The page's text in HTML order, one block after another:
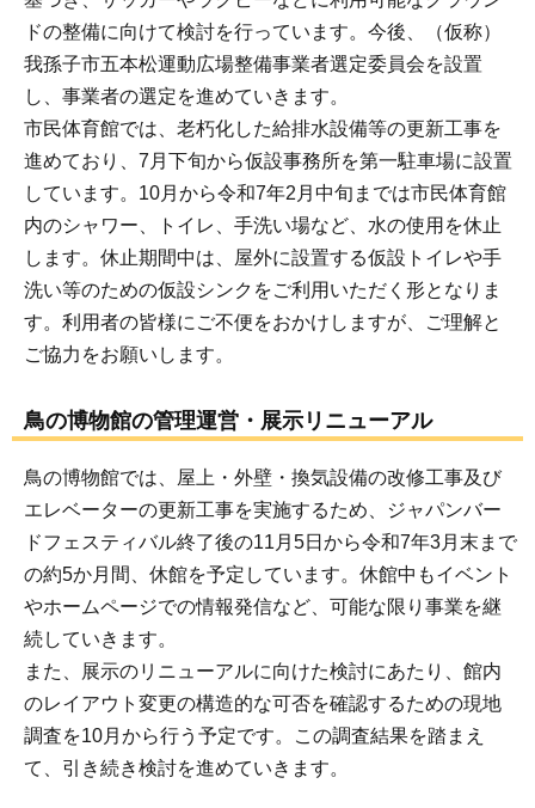
ドの整備に向けて検討を行っています。今後、（仮称）
我孫子市五本松運動広場整備事業者選定委員会を設置
し、事業者の選定を進めていきます。
市民体育館では、老朽化した給排水設備等の更新工事を
進めており、7月下旬から仮設事務所を第一駐車場に設置
しています。10月から令和7年2月中旬までは市民体育館
内のシャワー、トイレ、手洗い場など、水の使用を休止
します。休止期間中は、屋外に設置する仮設トイレや手
洗い等のための仮設シンクをご利用いただく形となりま
す。利用者の皆様にご不便をおかけしますが、ご理解と
ご協力をお願いします。
鳥の博物館の管理運営・展示リニューアル
鳥の博物館では、屋上・外壁・換気設備の改修工事及び
エレベーターの更新工事を実施するため、ジャパンバー
ドフェスティバル終了後の11月5日から令和7年3月末まで
の約5か月間、休館を予定しています。休館中もイベント
やホームページでの情報発信など、可能な限り事業を継
続していきます。
また、展示のリニューアルに向けた検討にあたり、館内
のレイアウト変更の構造的な可否を確認するための現地
調査を10月から行う予定です。この調査結果を踏まえ
て、引き続き検討を進めていきます。